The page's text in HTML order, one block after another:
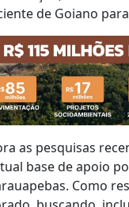
de Goiano
as pesquisas
base de apoio
Como